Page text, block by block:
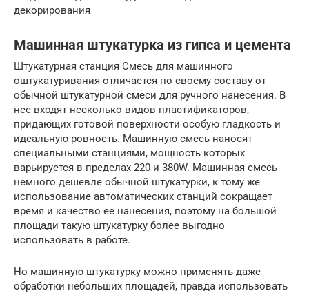
декорирования
Машинная штукатурка из гипса и цемента
Штукатурная станция Смесь для машинного
оштукатуривания отличается по своему составу от
обычной штукатурной смеси для ручного нанесения. В
нее входят несколько видов пластификаторов,
придающих готовой поверхности особую гладкость и
идеальную ровность. Машинную смесь наносят
специальными станциями, мощность которых
варьируется в пределах 220 и 380W. Машинная смесь
немного дешевле обычной штукатурки, к тому же
использование автоматических станций сокращает
время и качество ее нанесения, поэтому на большой
площади такую штукатурку более выгодно
использовать в работе.
Но машинную штукатурку можно применять даже
обработки небольших площадей, правда использовать